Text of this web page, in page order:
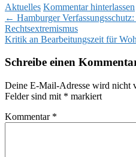
Aktuelles Kommentar hinterlassen
Beitragsnavigation
← Hamburger
Rechtsextremismus
Kritik an Bearbeitungszeit für
Schreibe einen
Deine E-Mail-Adresse wird nicht
Felder sind mit * markiert
Kommentar *